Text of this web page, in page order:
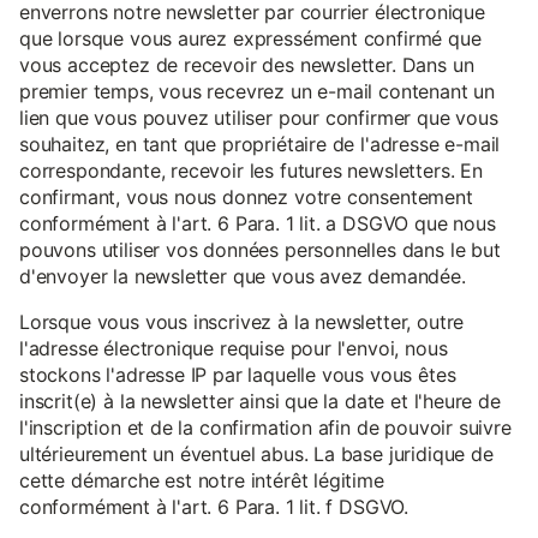
enverrons notre newsletter par courrier électronique
que lorsque vous aurez expressément confirmé que
vous acceptez de recevoir des newsletter. Dans un
premier temps, vous recevrez un e-mail contenant un
lien que vous pouvez utiliser pour confirmer que vous
souhaitez, en tant que propriétaire de l'adresse e-mail
correspondante, recevoir les futures newsletters. En
confirmant, vous nous donnez votre consentement
conformément à l'art. 6 Para. 1 lit. a DSGVO que nous
pouvons utiliser vos données personnelles dans le but
d'envoyer la newsletter que vous avez demandée.
Lorsque vous vous inscrivez à la newsletter, outre
l'adresse électronique requise pour l'envoi, nous
stockons l'adresse IP par laquelle vous vous êtes
inscrit(e) à la newsletter ainsi que la date et l'heure de
l'inscription et de la confirmation afin de pouvoir suivre
ultérieurement un éventuel abus. La base juridique de
cette démarche est notre intérêt légitime
conformément à l'art. 6 Para. 1 lit. f DSGVO.